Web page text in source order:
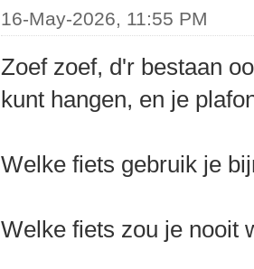
16-May-2026, 11:55 PM
Zoef zoef, d'r bestaan
kunt hangen, en je
Welke fiets gebruik je
Welke fiets zou je nooit